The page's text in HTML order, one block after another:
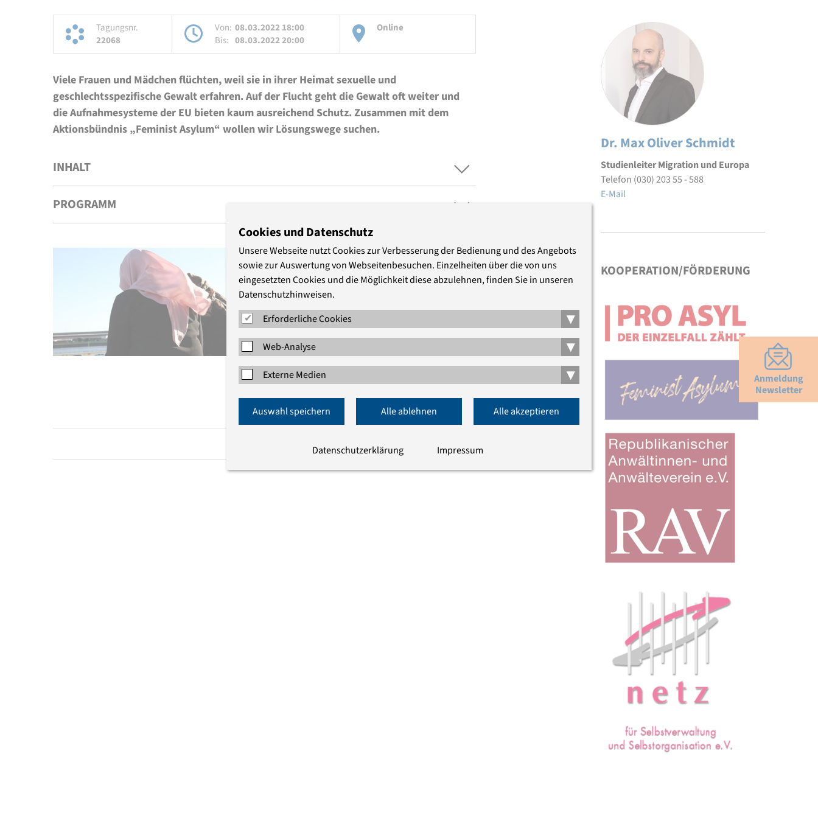
Tagungsnr.
22068
Von: 08.03.2022 18:00
Bis: 08.03.2022 20:00
Online
Viele Frauen und Mädchen flüchten, weil sie in ihrer Heimat sexuelle und
geschlechtsspezifische Gewalt erfahren. Auf der Flucht geht die Gewalt oft weiter und
die Aufnahmesysteme der EU bieten kaum ausreichend Schutz. Zusammen mit dem
Aktionsbündnis „Feminist Asylum“ wollen wir Lösungswege suchen.
INHALT
PROGRAMM
Die Praxis hinkt hinterher
Podcast über Flucht und Asyl aus
feministischer Sicht
Welche Rechte haben Frauen und Mädchen, die
aufgrund sexueller und geschlechtsspezifischer
Gewalt nach Deutschland geflüchtet sind? Welche
Aufnahmestrukturen benötigt es, um Sicherheit
zu schaffen und eine adäquate Anhörung zu
gewährleisten? Im Gespräch mit der
Rechtsanwältin Barbara Wessel und …
Dr. Max Oliver Schmidt
Studienleiter Migration und Europa
Telefon (030) 203 55 - 588
E-Mail
KOOPERATION/FÖRDERUNG
Anmeldung
Newsletter
Cookies und Datenschutz
Unsere Webseite nutzt Cookies zur Verbesserung der Bedienung und des Angebots
sowie zur Auswertung von Webseitenbesuchen. Einzelheiten über die von uns
eingesetzten Cookies und die Möglichkeit diese abzulehnen, finden Sie in unseren
Datenschutzhinweisen.
Erforderliche Cookies
▾
Web-Analyse ▾
Externe Medien ▾
Auswahl speichern Alle ablehnen Alle akzeptieren
Datenschutzerklärung Impressum